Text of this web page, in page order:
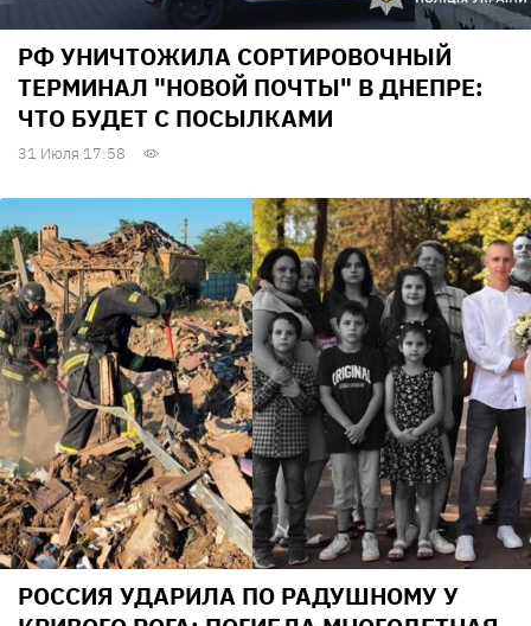
РФ УНИЧТОЖИЛА СОРТИРОВОЧНЫЙ
ТЕРМИНАЛ "НОВОЙ ПОЧТЫ" В ДНЕПРЕ:
ЧТО БУДЕТ С ПОСЫЛКАМИ
31 Июля 17:58
РОССИЯ УДАРИЛА ПО РАДУШНОМУ У